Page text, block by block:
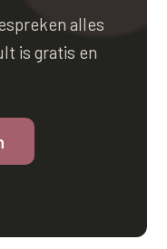
alles
is gratis en